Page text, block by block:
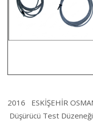
2016 ESKİŞEHİR
Düşürücü Test